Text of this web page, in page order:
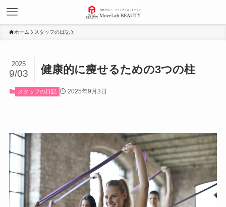
ホーム スタッフの日記
健康的に痩せるための3つの柱
2025
9/03
スタッフの日記 2025年9月3日